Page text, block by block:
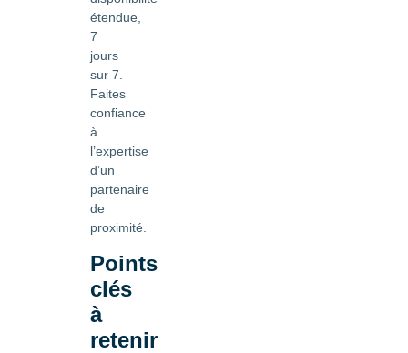
étendue,
7
jours
sur 7.
Faites
confiance
à
l’expertise
d’un
partenaire
de
proximité.
Points
clés
à
retenir